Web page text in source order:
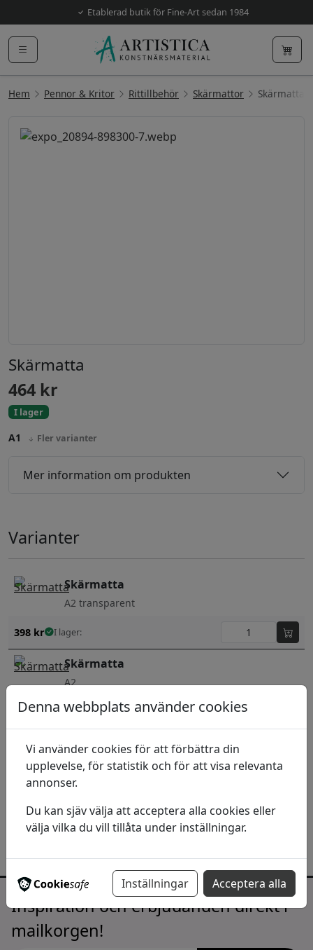
Etablerad butik för Fine-Art sedan 1984
Hem Pennor & Kritor Rittillbehör Skärmattor Skärmatta
Skärmatta
464 kr
I lager
A1 Fler varianter
Mer information om produkten
Varianter
Skärmatta
A2 transparent
398 kr I lager:
Skärmatta
A2
246kr I lager:
Skärmatta
A3
Inspiration och erbjudanden direkt i
mailkorgen!
Denna webbplats använder cookies
Vi använder cookies för att förbättra din
upplevelse, för statistik och för att visa relevanta
annonser.
Du kan sjäv välja att acceptera alla cookies eller
välja vilka du vill tillåta under inställningar.
Inställningar Acceptera alla